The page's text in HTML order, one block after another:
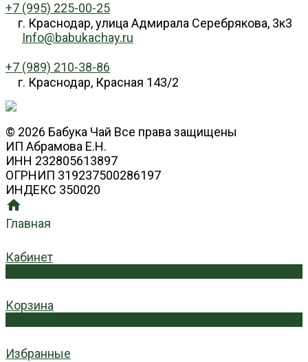
+7 (995) 225-00-25
г. Краснодар, улица Адмирала Серебрякова, 3к3
Info@babukachay.ru
+7 (989) 210-38-86
г. Краснодар, Красная 143/2
© 2026 Бабука Чай Все права защищены
ИП Абрамова Е.Н.
ИНН 232805613897
ОГРНИП 319237500286197
ИНДЕКС 350020
Главная
Кабинет
Корзина
Избранные